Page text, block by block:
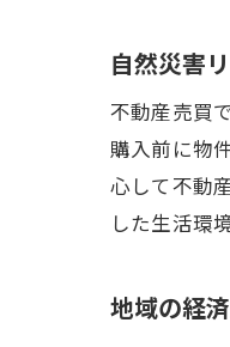
自然災害
不動産売買
購入前に物
心して不動
した生活環
地域の経